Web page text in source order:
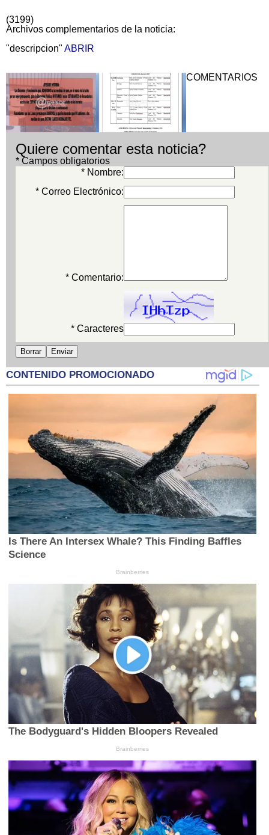
(3199)
Archivos complementarios de la noticia:
"descripcion" ABRIR
COMENTARIOS
Quiere comentar esta noticia?
* Campos obligatorios
* Nombre:
* Correo Electrónico:
* Comentario:
* Caracteres